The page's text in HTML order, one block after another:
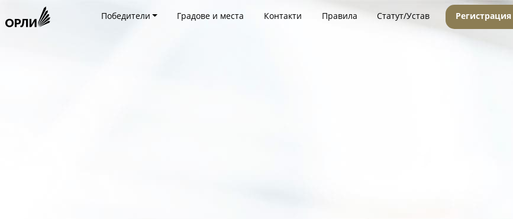
Победители Градове и места Контакти Правила Статут/Устав Регистрация